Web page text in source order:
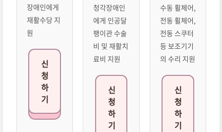
장애인에게
재활수당 지
원
신
청
하
기
청각장애인
에게 인공달
팽이관 수술
비 및 재활치
료비 지원
신
청
하
기
수동 휠체어,
전동 휠체어,
전동 스쿠터
등 보조기기
의 수리 지원
신
청
하
기